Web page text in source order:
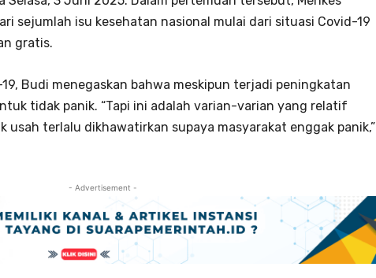
sejumlah isu kesehatan nasional mulai dari situasi Covid-19
gratis.
Budi menegaskan bahwa meskipun terjadi peningkatan
tidak panik. “Tapi ini adalah varian-varian yang relatif
usah terlalu dikhawatirkan supaya masyarakat enggak panik,”
- Advertisement -